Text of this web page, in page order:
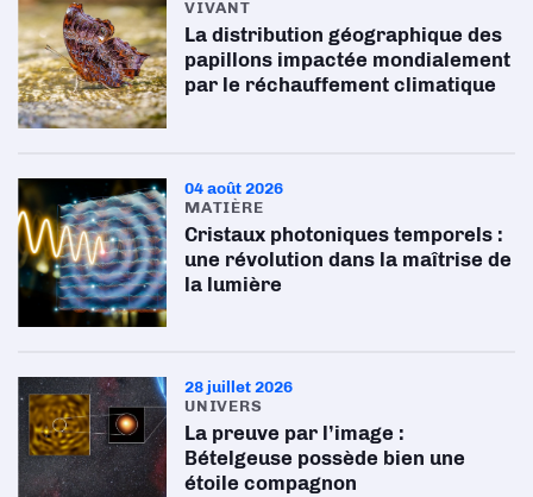
VIVANT
La distribution géographique des
papillons impactée mondialement
par le réchauffement climatique
04 août 2026
MATIÈRE
Cristaux photoniques temporels :
une révolution dans la maîtrise de
la lumière
28 juillet 2026
UNIVERS
La preuve par l’image :
Bételgeuse possède bien une
étoile compagnon